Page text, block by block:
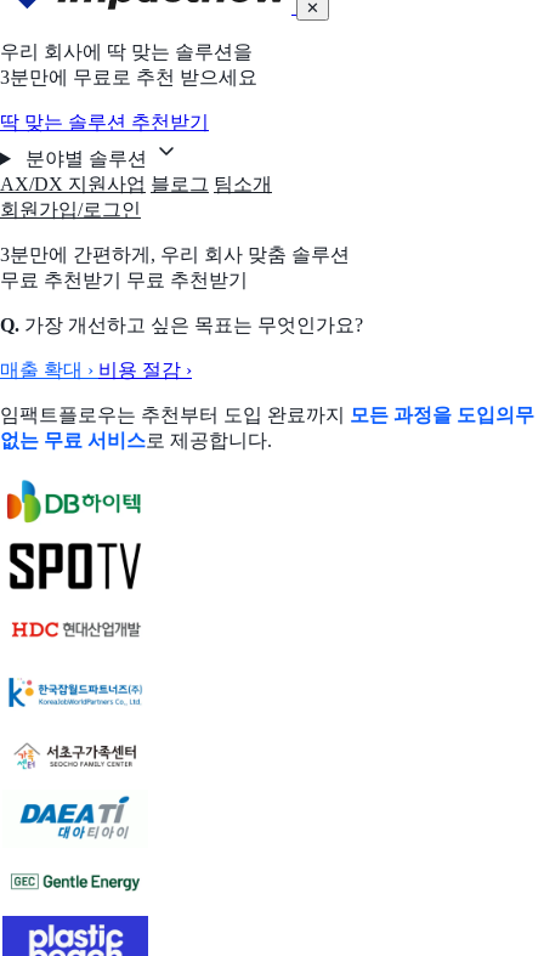
✕
우리 회사에 딱 맞는 솔루션을
3분만에 무료로 추천 받으세요
딱 맞는 솔루션 추천받기
분야별 솔루션
AX/DX 지원사업 블로그 팀소개
회원가입/로그인
3분만에 간편하게, 우리 회사 맞춤 솔루션
무료 추천받기
무료 추천받기
Q. 가장 개선하고 싶은 목표는 무엇인가요?
매출 확대 › 비용 절감 ›
임팩트플로우는 추천부터 도입 완료까지 모든 과정을 도입의무
없는 무료 서비스로 제공합니다.